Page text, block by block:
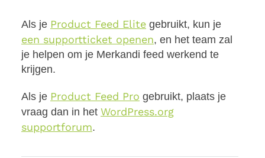
Als je Product Feed Elite gebruikt, kun je
een supportticket openen, en het team zal
je helpen om je Merkandi feed werkend te
krijgen.
Als je Product Feed Pro gebruikt, plaats je
vraag dan in het WordPress.org
supportforum.